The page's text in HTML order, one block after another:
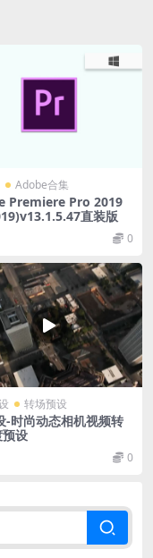
Adobe合集
Premiere Pro 2019
直装版
0
转场预设
-时尚动态相机视频转
设
0